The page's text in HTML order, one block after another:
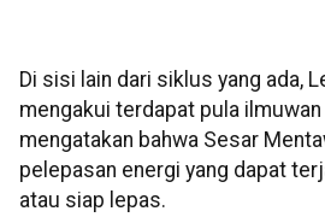
Di sisi lain dari siklus yang ada,
mengakui terdapat pula
mengatakan bahwa Sesar
pelepasan energi yang dapat
atau siap lepas.